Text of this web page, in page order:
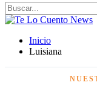
Inicio
Luisiana